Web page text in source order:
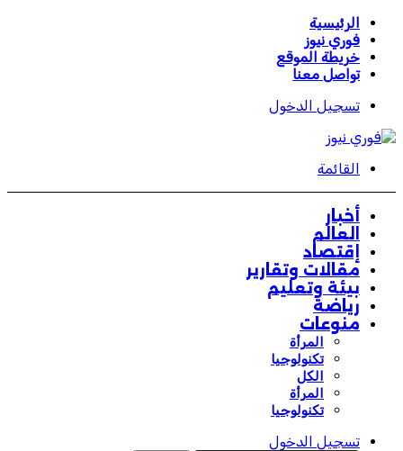
الرئيسية
فوري نيوز
خريطة الموقع
تواصل معنا
تسجيل الدخول
القائمة
أخبار
العالم
إقتصاد
مقالات وتقارير
بيئة وتعليم
رياضة
منوعات
المرأة
تكنولوجيا
الكل
المرأة
تكنولوجيا
تسجيل الدخول